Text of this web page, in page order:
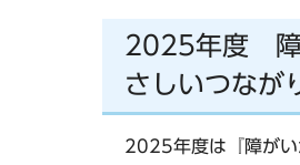
2025年度 障
さしいつなが
2025年度は『障がい